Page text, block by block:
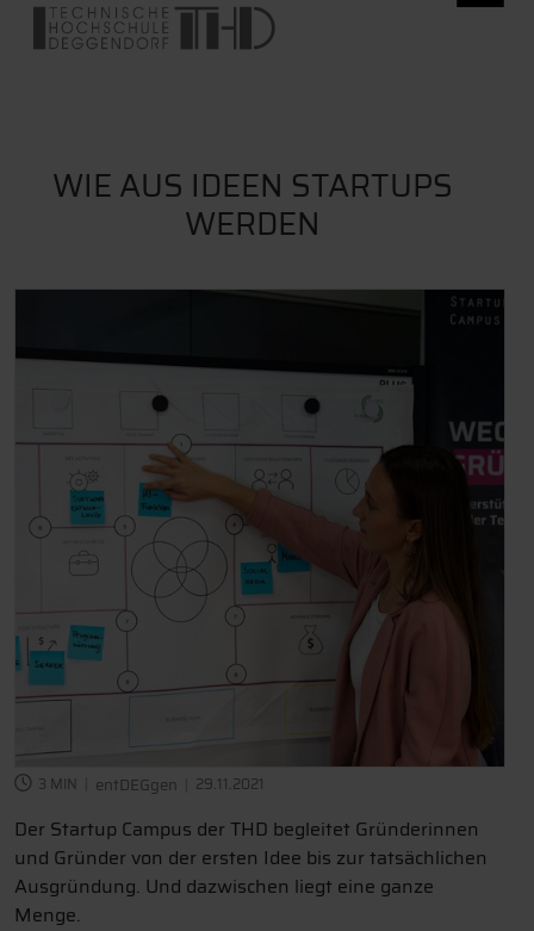
WIE AUS IDEEN STARTUPS
WERDEN
3 MIN entDEGgen 29.11.2021
Der Startup Campus der THD begleitet Gründerinnen
und Gründer von der ersten Idee bis zur tatsächlichen
Ausgründung. Und dazwischen liegt eine ganze
Menge.